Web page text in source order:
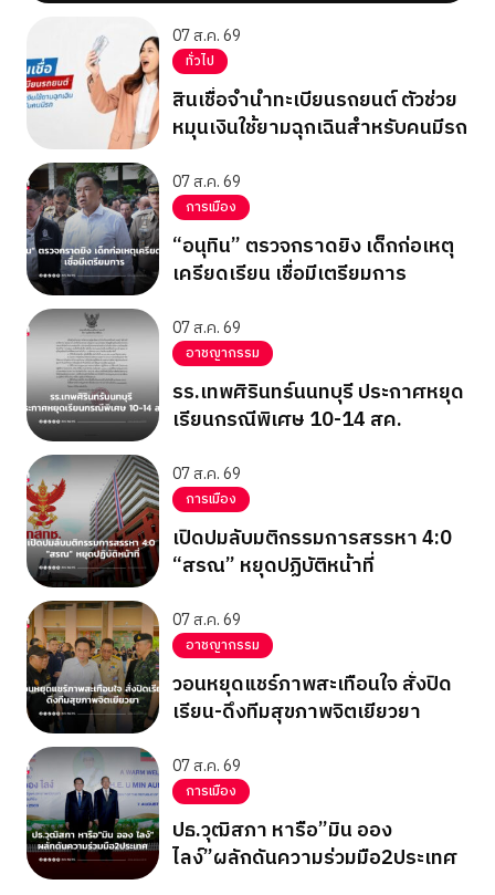
07 ส.ค. 69
ทั่วไป
สินเชื่อจำนำทะเบียนรถยนต์ ตัวช่วย
หมุนเงินใช้ยามฉุกเฉินสำหรับคนมีรถ
07 ส.ค. 69
การเมือง
“อนุทิน” ตรวจกราดยิง เด็กก่อเหตุ
เครียดเรียน เชื่อมีเตรียมการ
07 ส.ค. 69
อาชญากรรม
รร.เทพศิรินทร์นนทบุรี ประกาศหยุด
เรียนกรณีพิเศษ 10-14 สค.
07 ส.ค. 69
การเมือง
เปิดปมลับมติกรรมการสรรหา 4:0
“สรณ” หยุดปฏิบัติหน้าที่
07 ส.ค. 69
อาชญากรรม
วอนหยุดแชร์ภาพสะเทือนใจ สั่งปิด
เรียน-ดึงทีมสุขภาพจิตเยียวยา
07 ส.ค. 69
การเมือง
ปธ.วุฒิสภา หารือ”มิน ออง
ไลง์”ผลักดันความร่วมมือ2ประเทศ